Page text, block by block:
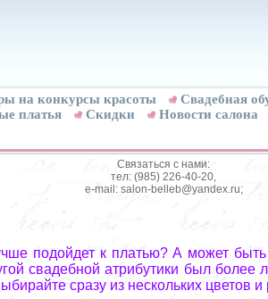
на конкурсы красоты Свадебная
платья Скидки Новости салона
Связаться с нами:
тел: (985) 226-40-20,
e-mail: salon-belleb@yandex.ru;
подойдет к платью? А может
свадебной атрибутики был более
сразу из нескольких цветов и